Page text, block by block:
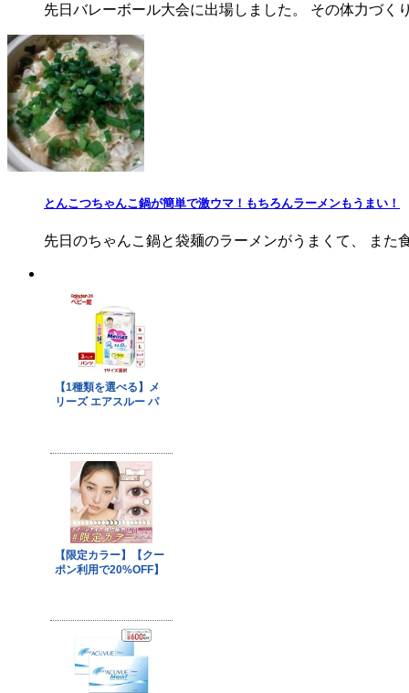
先日バレーボール大会に出場しました。 その体力づく
とんこつちゃんこ鍋が簡単で激ウマ！もちろんラーメンもうまい！
先日のちゃんこ鍋と袋麺のラーメンがうまくて、 また